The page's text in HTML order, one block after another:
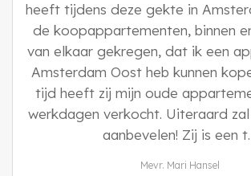
heeft tijdens deze gekte in
de koopappartementen, binnen
van elkaar gekregen, dat ik een
Amsterdam Oost heb kunnen
tijd heeft zij mijn oude
werkdagen verkocht. Uiteraard
aanbevelen! Zij is een
Mevr. Mari Hansel